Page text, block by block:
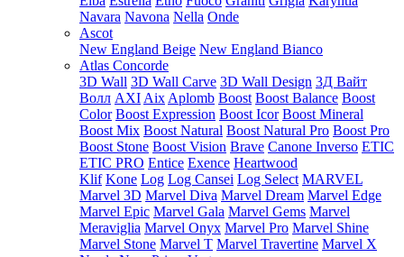
Navara Navona Nella Onde
Ascot
New England Beige New England Bianco
Atlas Concorde
3D Wall 3D Wall Carve 3D Wall Design 3Д Вайт
Волл AXI Aix Aplomb Boost Boost Balance Boost
Color Boost Expression Boost Icor Boost Mineral
Boost Mix Boost Natural Boost Natural Pro Boost Pro
Boost Stone Boost Vision Brave Canone Inverso ETIC
ETIC PRO Entice Exence Heartwood
Klif Kone Log Log Cansei Log Select MARVEL
Marvel 3D Marvel Diva Marvel Dream Marvel Edge
Marvel Epic Marvel Gala Marvel Gems Marvel
Meraviglia Marvel Onyx Marvel Pro Marvel Shine
Marvel Stone Marvel T Marvel Travertine Marvel X